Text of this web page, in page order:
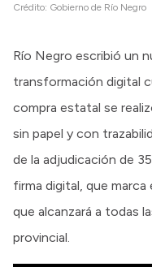
Crédito: Gobierno de Río Negro
Río Negro escribió un
transformación digital
compra estatal se
sin papel y con
de la adjudicación de
firma digital, que
que alcanzará a todas
provincial.